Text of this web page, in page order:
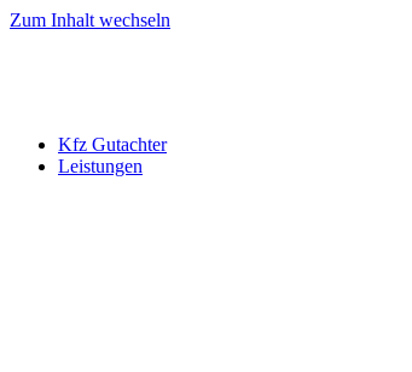
Zum Inhalt wechseln
Kfz Gutachter
Leistungen